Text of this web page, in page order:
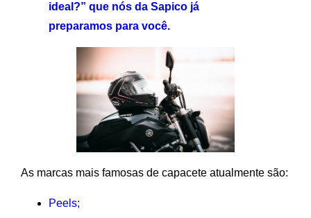
ideal?” que nós da Sapico já
preparamos para você.
As marcas mais famosas de capacete atualmente são:
Peels;